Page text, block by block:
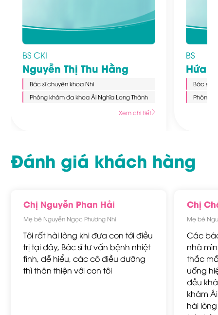
BS CKI
Nguyễn Thị Thu Hằng
Bác sĩ chuyên khoa Nhi
Phòng khám đa khoa Ái Nghĩa Long Thành
Xem chi tiết
BS
Hứa
Bác sĩ
Phòng
Đánh giá khách hàng
Chị Nguyễn Phan Hải
Mẹ bé Nguyễn Ngọc Phương Nhi
Tôi rất hài lòng khi đưa con tới điều
trị tại đây, Bác sĩ tư vấn bệnh nhiệt
tình, dễ hiểu, các cô điều dưỡng
thì thân thiện với con tôi
Chị
Mẹ bé
Các
nhà
thắc
uống
đều
khám
hài